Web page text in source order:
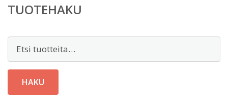
TUOTEHAKU
Etsi:
HAKU